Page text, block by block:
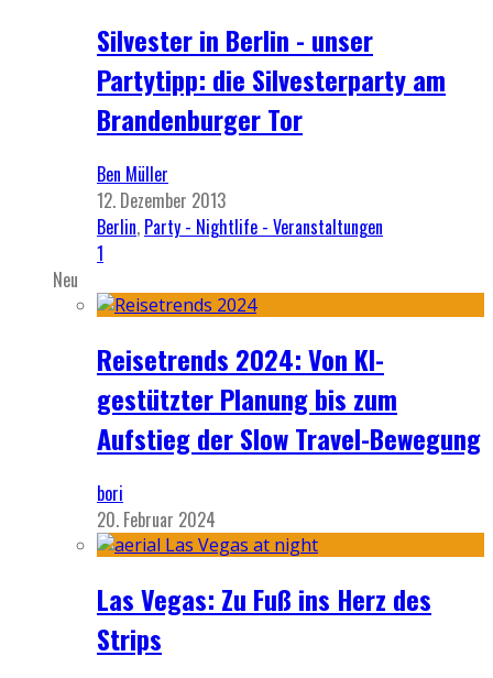
Silvester in Berlin - unser
Partytipp: die Silvesterparty am
Brandenburger Tor
Ben Müller
12. Dezember 2013
Berlin, Party - Nightlife - Veranstaltungen
1
Neu
Reisetrends 2024: Von KI-
gestützter Planung bis zum
Aufstieg der Slow Travel-Bewegung
bori
20. Februar 2024
Las Vegas: Zu Fuß ins Herz des
Strips